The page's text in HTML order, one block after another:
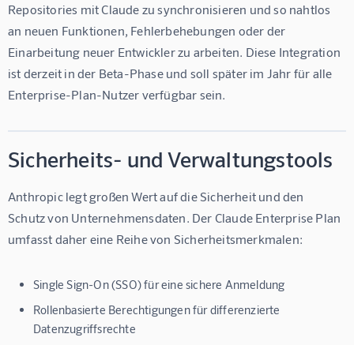
Repositories mit Claude zu synchronisieren und so nahtlos
an neuen Funktionen, Fehlerbehebungen oder der
Einarbeitung neuer Entwickler zu arbeiten. Diese Integration
ist derzeit in der Beta-Phase und soll später im Jahr für alle
Enterprise-Plan-Nutzer verfügbar sein.
Sicherheits- und Verwaltungstools
Anthropic legt großen Wert auf die Sicherheit und den
Schutz von Unternehmensdaten. Der Claude Enterprise Plan
umfasst daher eine Reihe von Sicherheitsmerkmalen:
Single Sign-On (SSO) für eine sichere Anmeldung
Rollenbasierte Berechtigungen für differenzierte
Datenzugriffsrechte